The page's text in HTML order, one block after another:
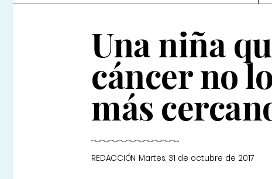
Una niña
cáncer no
más
REDACCIÓN Martes, 31 de octubre de 2017